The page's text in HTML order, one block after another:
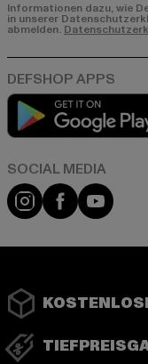
Informationen dazu, wie
in unserer
abmelden.
Instagram
Facebook